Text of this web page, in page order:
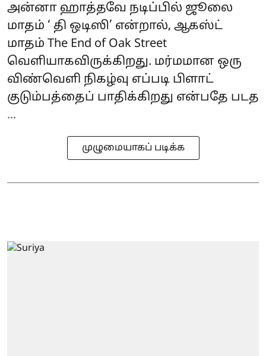
அன்னா ஹாத்தவே நடிப்பில் ஜூலை
மாதம் ‘ தி ஒடிஸி’ என்றால், ஆகஸ்ட்
மாதம் The End of Oak Street
வெளியாகவிருக்கிறது. மர்மமான ஒரு
விண்வெளி நிகழ்வு எப்படி பிளாட்
குடும்பத்தைப் பாதிக்கிறது என்பதே படத
...
முழுமையாகப் படிக்க